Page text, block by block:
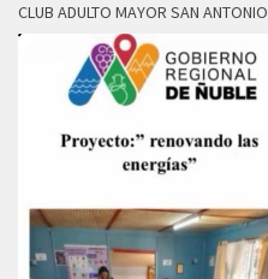
CLUB ADULTO MAYOR SAN ANTONIO